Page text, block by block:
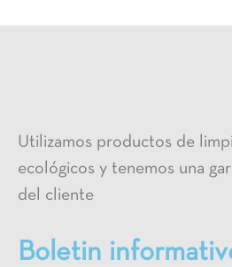
Utilizamos productos de
ecológicos y tenemos una
del cliente
Boletin